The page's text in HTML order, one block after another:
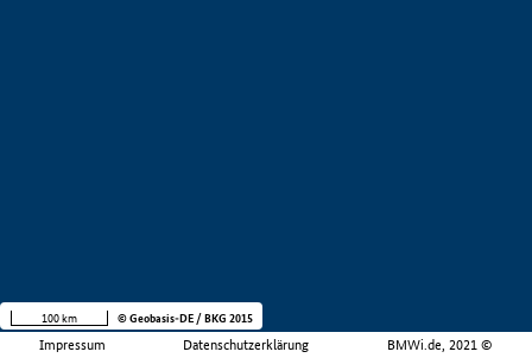
Impressum Datenschutzerklärung BMWi.de, 2021 ©
100 km © Geobasis-DE / BKG 2015